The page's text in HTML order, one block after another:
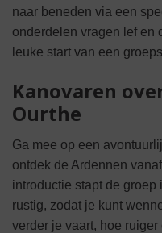
naar beneden via een
onderdelen vragen lef en
leuke start van een
Kanovaren
Ourthe
Ga mee op een
ontdek de Ardennen
introductie stapt de groep
rustig, zodat je kunt
verder je vaart, hoe